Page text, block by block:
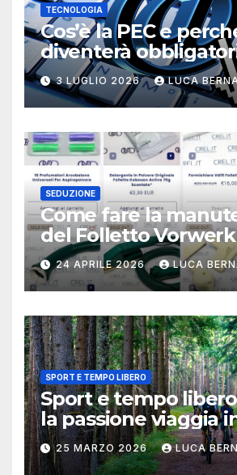
TECNOLOGIA
Cos’è la PEC e
diventerà
2026?
3 LUGLIO 2026 LUCA
SEDUZIONE
Come fare la
del Folletto Vorwerk
24 APRILE 2026 LUCA
SPORT E TEMPO LIBERO
Sport e tempo
la passione viaggia
25 MARZO 2026 LUCA